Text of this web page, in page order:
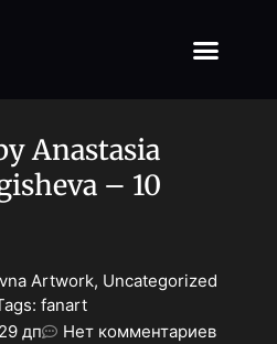
Anastasia
– 10
Artwork, Uncategorized
fanart
дп Нет комментариев